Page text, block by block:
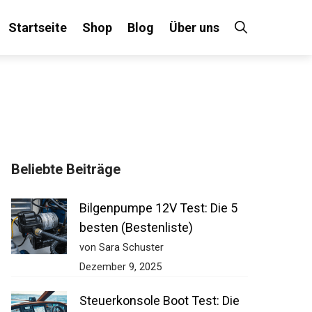
Startseite Shop Blog Über uns
Beliebte Beiträge
Bilgenpumpe 12V Test: Die 5
besten (Bestenliste)
von Sara Schuster
Dezember 9, 2025
Steuerkonsole Boot Test: Die